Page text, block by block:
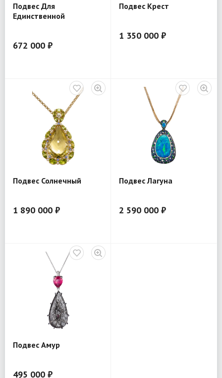
Подвес Для
Единственной
672 000 ₽
Подвес Крест
1 350 000 ₽
Подвес Солнечный
1 890 000 ₽
Подвес Лагуна
2 590 000 ₽
Подвес Амур
495 000 ₽